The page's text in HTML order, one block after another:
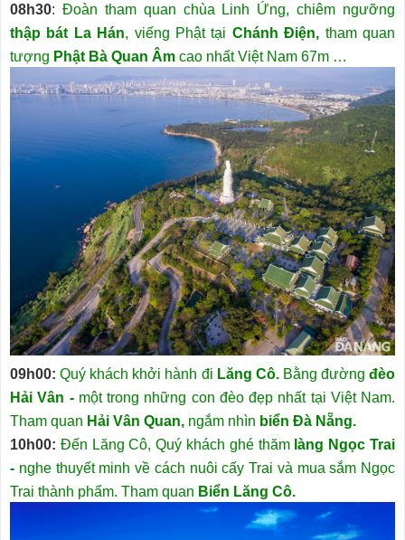
08h30: Đoàn tham quan chùa Linh Ứng, chiêm ngưỡng
thập bát La Hán, viếng Phật tại Chánh Điện, tham quan
tượng Phật Bà Quan Âm cao nhất Việt Nam 67m …
09h00: Quý khách khởi hành đi Lăng Cô. Bằng đường đèo
Hải Vân - một trong những con đèo đẹp nhất tại Việt Nam.
Tham quan Hải Vân Quan, ngắm nhìn biển Đà Nẵng.
10h00: Đến Lăng Cô, Quý khách ghé thămlàng Ngọc Trai
- nghe thuyết minh về cách nuôi cấy Trai và mua sắm Ngọc
Trai thành phẩm. Tham quan Biển Lăng Cô.